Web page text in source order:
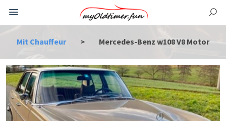
Mit Chauffeur > Mercedes-Benz w108 V8 Motor